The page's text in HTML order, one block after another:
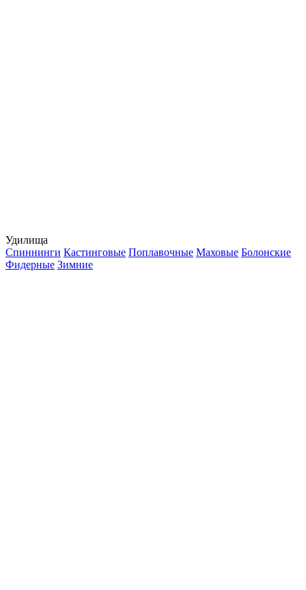
Удилища
Спиннинги Кастинговые Поплавочные Маховые Болонские
Фидерные Зимние